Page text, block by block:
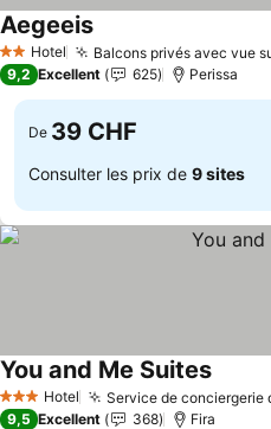
2 Étoiles
Hotel Balcons privés avec vue
AegeeisConsulter les prix
9,2 Excellent 625 Perissa
De 39 CHF
Consulter les prix de 9 sites
3 ÉtoilesHotel Service de conciergerie
You and Me Suites
9,5 Excellent 368 Fira